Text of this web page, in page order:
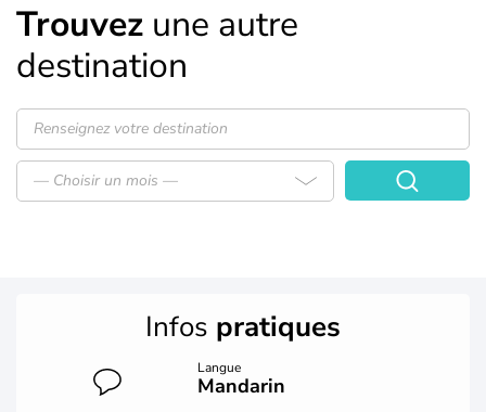
Trouvez une autre
destination
— Choisir un mois —
Infos pratiques
Langue
Mandarin